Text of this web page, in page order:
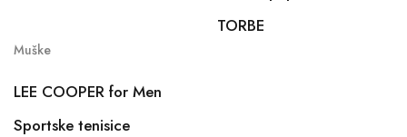
TORBE
Muške
LEE COOPER for Men
Sportske tenisice